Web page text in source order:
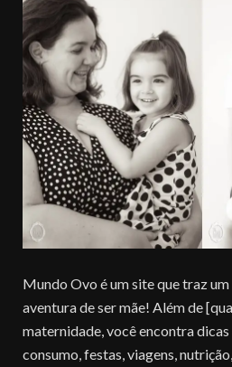
Mundo Ovo é um site que traz
aventura de ser mãe! Além de
maternidade, você encontra
consumo, festas, viagens,